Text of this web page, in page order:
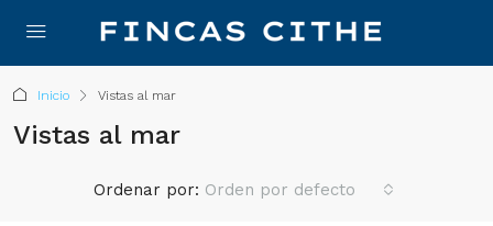
Inicio Vistas al mar
Vistas al mar
Ordenar por: Orden por defecto